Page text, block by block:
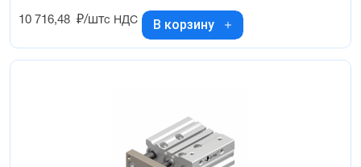
10 716,48 ₽/штс НДС В корзину